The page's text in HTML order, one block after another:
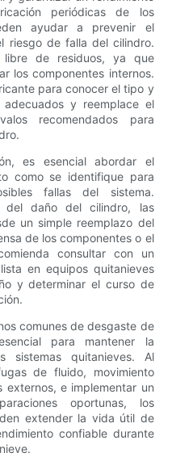
periódicas de los
ayudar a prevenir el
riesgo de falla del cilindro.
de residuos, ya que
los componentes internos.
para conocer el tipo y
y reemplace el
recomendados para
es esencial abordar el
como se identifique para
fallas del sistema.
del daño del cilindro, las
un simple reemplazo del
de los componentes o el
consultar con un
en equipos quitanieves
y determinar el curso de
comunes de desgaste de
para mantener la
sistemas quitanieves. Al
de fluido, movimiento
e implementar un
oportunas, los
extender la vida útil de
confiable durante